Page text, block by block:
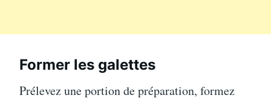
Former les galettes
Prélevez une portion de préparation, formez